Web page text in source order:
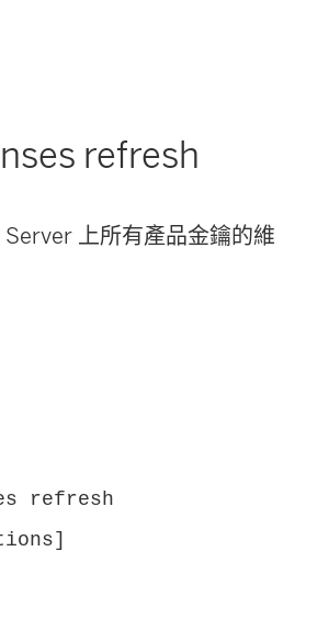
refresh
Server 上所有產品金鑰的維
refresh